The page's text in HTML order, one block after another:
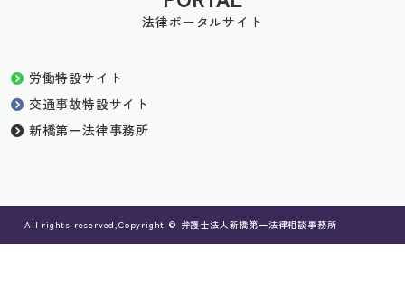
法律ポータルサイト
労働特設サイト
交通事故特設サイト
新橋第一法律事務所
All rights reserved,Copyright © 弁護士法人新橋第一法律相談事務所